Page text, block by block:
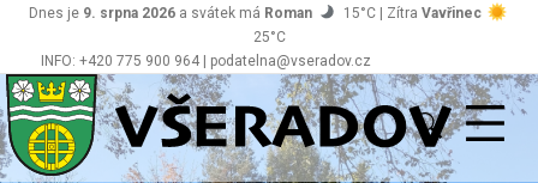
INFO: +420 775 900 964 | podatelna@vseradov.cz
Dnes je 9. srpna 2026 a svátek má Roman 15°C | Zítra Vavřinec
25°C
Všeradov